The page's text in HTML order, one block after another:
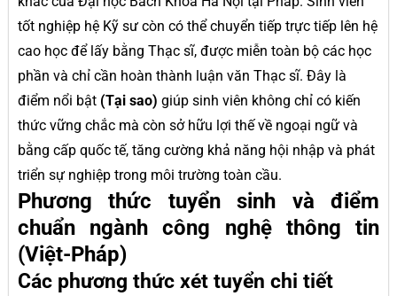
tốt nghiệp hệ Kỹ sư còn có thể chuyển tiếp trực tiếp lên hệ
cao học để lấy bằng Thạc sĩ, được miễn toàn bộ các học
phần và chỉ cần hoàn thành luận văn Thạc sĩ. Đây là
điểm nổi bật (Tại sao) giúp sinh viên không chỉ có kiến
thức vững chắc mà còn sở hữu lợi thế về ngoại ngữ và
bằng cấp quốc tế, tăng cường khả năng hội nhập và phát
triển sự nghiệp trong môi trường toàn cầu.
Phương thức tuyển sinh và điểm
chuẩn ngành công nghệ thông tin
(Việt-Pháp)
Các phương thức xét tuyển chi tiết